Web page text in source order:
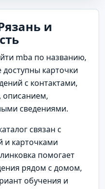
и
mba по названию,
доступны карточки
с контактами,
сведениями.
связан с
и карточками
помогает
рядом с домом,
обучения и